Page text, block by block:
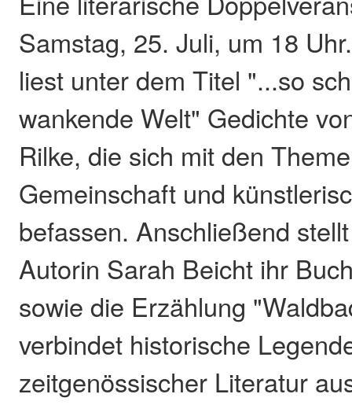
Samstag, 25. Juli, um 18
liest unter dem Titel "...so
wankende Welt" Gedichte
Rilke, die sich mit den
Gemeinschaft und
befassen. Anschließend
Autorin Sarah Beicht ihr
sowie die Erzählung
verbindet historische
zeitgenössischer Literatur